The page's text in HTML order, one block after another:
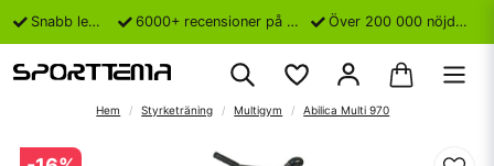
Snabb leverans 6000+ recensioner på Trustpilot Över 200 000 nöjda kunder
Hem Styrketräning Multigym Abilica Multi 970